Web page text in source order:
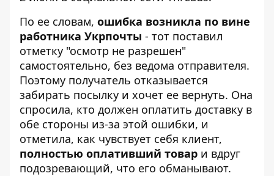
По ее словам, ошибка возникла по вине
работника Укрпочты - тот поставил
отметку "осмотр не разрешен"
самостоятельно, без ведома отправителя.
Поэтому получатель отказывается
забирать посылку и хочет ее вернуть. Она
спросила, кто должен оплатить доставку в
обе стороны из-за этой ошибки, и
отметила, как чувствует себя клиент,
полностью оплативший товар и вдруг
подозревающий, что его обманывают.